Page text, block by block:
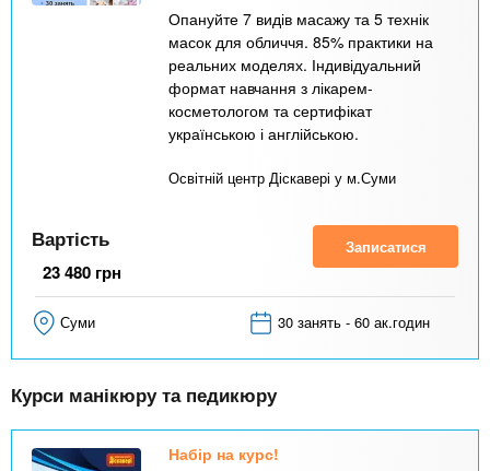
Опануйте 7 видів масажу та 5 технік
масок для обличчя. 85% практики на
реальних моделях. Індивідуальний
формат навчання з лікарем-
косметологом та сертифікат
українською і англійською.
Освітній центр Діскавері у м.Суми
Вартість
23 480 грн
Записатися
Суми 30 занять - 60 ак.годин
Курси манікюру та педикюру
Набір на курс!